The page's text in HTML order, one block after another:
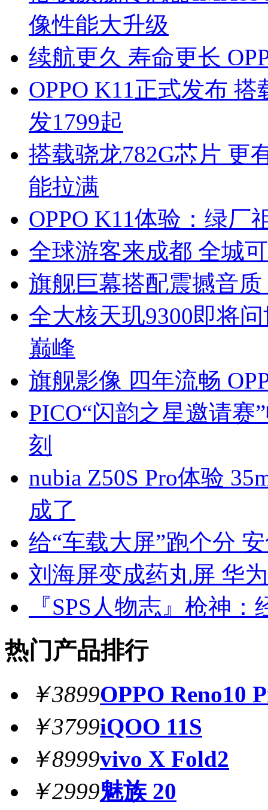
像性能大升级
续航更久 寿命更长
OPPO K11正式发布
发1799起
搭载骁龙782G芯片 更
能拉满
OPPO K11体验：绿厂
全球游客来成都 全城
旗舰巨幕搭配震撼音质
全大核天玑9300即将
巅峰
旗舰影像 四年流畅
PICO“闪韵之星邀请
刻
nubia Z50S Pro体验
成了
给“车载大屏”跑个分
刘海屏变成药丸屏 华
『SPS人物志』枪神
热门产品排行
￥3899OPPO Reno10
￥3799iQOO 11S
￥8999vivo X Fold2
￥2999魅族 20